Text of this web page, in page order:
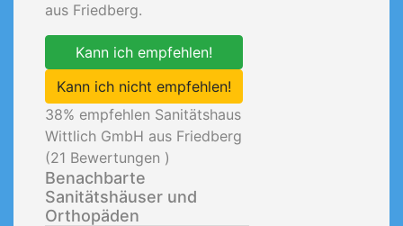
aus Friedberg.
Kann ich empfehlen!
Kann ich nicht empfehlen!
38% empfehlen Sanitätshaus
Wittlich GmbH aus Friedberg
(21 Bewertungen )
Benachbarte
Sanitätshäuser und
Orthopäden